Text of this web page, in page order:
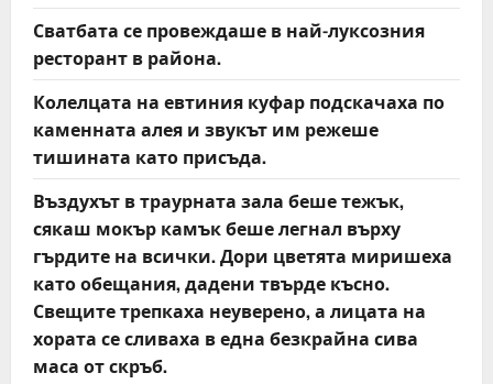
Сватбата се провеждаше в най-луксозния
ресторант в района.
Колелцата на евтиния куфар подскачаха по
каменната алея и звукът им режеше
тишината като присъда.
Въздухът в траурната зала беше тежък,
сякаш мокър камък беше легнал върху
гърдите на всички. Дори цветята миришеха
като обещания, дадени твърде късно.
Свещите трепкаха неуверено, а лицата на
хората се сливаха в една безкрайна сива
маса от скръб.